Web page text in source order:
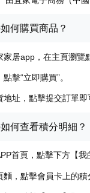
何購買商品？
居app，在主頁瀏覽
擊“立即購買”。
址，點擊提交訂單即
何查看積分明細？
首頁， 點擊下方【我
，點擊會員卡上的積